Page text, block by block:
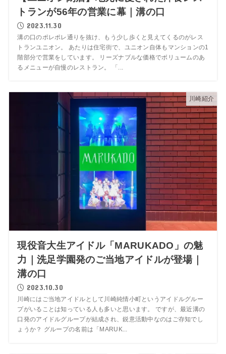
トランが56年の営業に幕｜溝の口
2023.11.30
溝の口のポレポレ通りを抜け、もう少し歩くと見えてくるのがレス
トランユニオン。 あたりは住宅街で、ユニオン自体もマンションの1
階部分で営業をしています。 リーズナブルな価格でボリュームのあ
るメニューが自慢のレストラン。 「...
川崎紹介
現役音大生アイドル「MARUKADO」の魅
力｜洗足学園発のご当地アイドルが登場｜
溝の口
2023.10.30
川崎にはご当地アイドルとして川崎純情小町というアイドルグルー
プがいることは知っている人も多いと思います。 ですが、最近溝の
口発のアイドルグループが結成され、鋭意活動中なのはご存知でし
ょうか？ グループの名前は「MARUK...